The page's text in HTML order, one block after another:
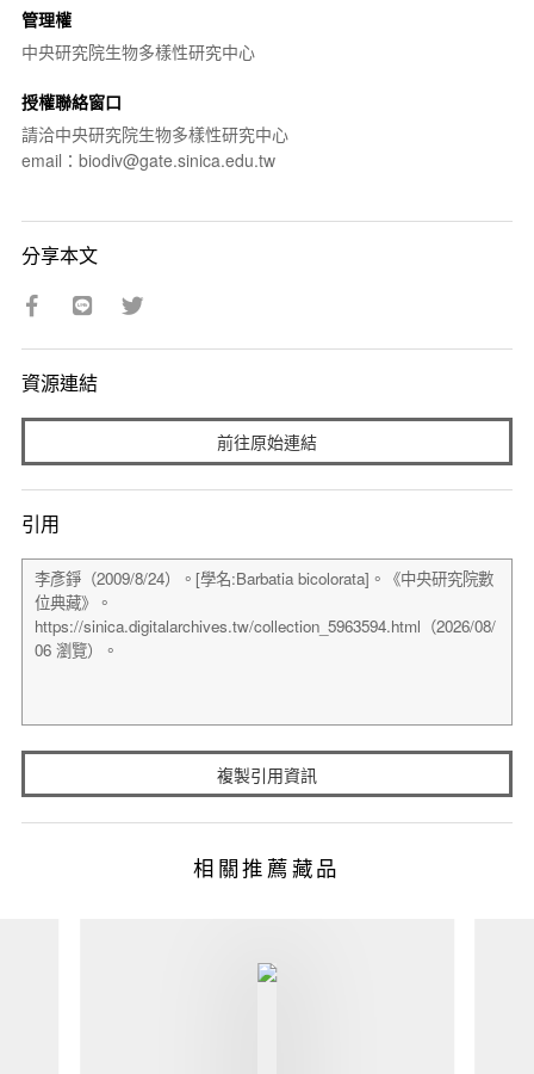
管理權
中央研究院生物多樣性研究中心
授權聯絡窗口
請洽中央研究院生物多樣性研究中心
email：biodiv@gate.sinica.edu.tw
分享本文
資源連結
前往原始連結
引用
複製引用資訊
相關推薦藏品